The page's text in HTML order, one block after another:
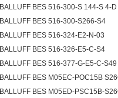
BALLUFF BES 516-300-S 144-S 4-D
BALLUFF BES 516-300-S266-S4
BALLUFF BES 516-324-E2-N-03
BALLUFF BES 516-326-E5-C-S4
BALLUFF BES 516-377-G-E5-C-S49
BALLUFF BES M05EC-POC15B
BALLUFF BES M05ED-PSC15B-